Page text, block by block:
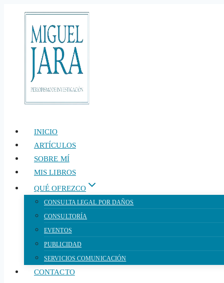
contenido
INICIO
ARTÍCULOS
SOBRE MÍ
MIS LIBROS
QUÉ OFREZCO
CONSULTA LEGAL POR DAÑOS
CONSULTORÍA
EVENTOS
PUBLICIDAD
SERVICIOS COMUNICACIÓN
CONTACTO